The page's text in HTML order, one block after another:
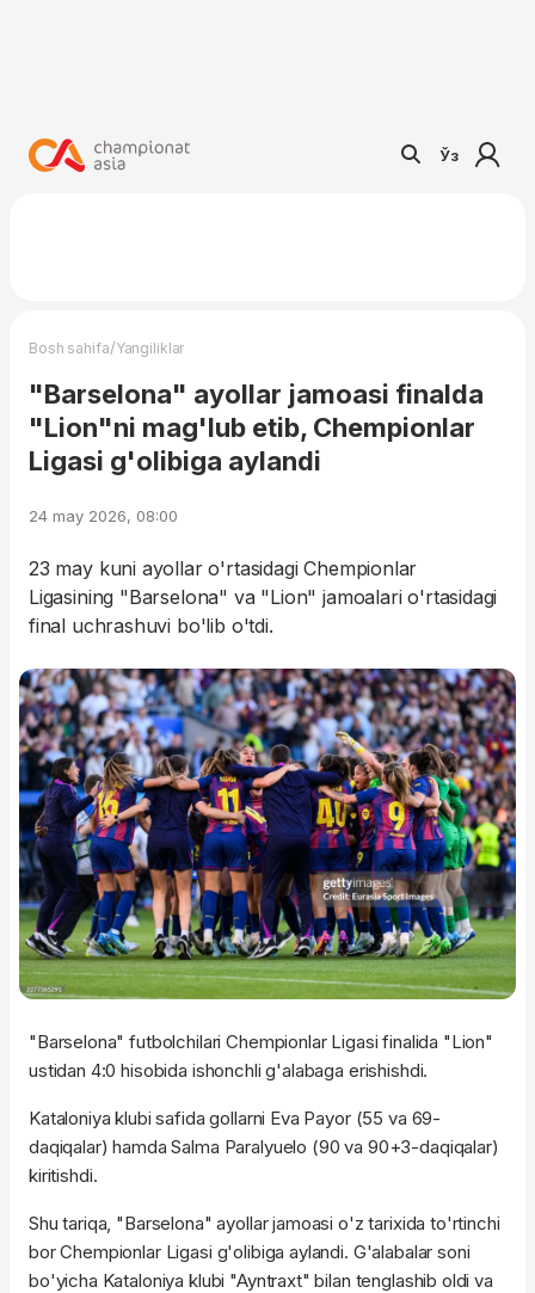
Ўз
Bosh sahifa/Yangiliklar
"Barselona" ayollar jamoasi finalda
"Lion"ni mag'lub etib, Chempionlar
Ligasi g'olibiga aylandi
24 may 2026, 08:00
23 may kuni ayollar o'rtasidagi Chempionlar
Ligasining "Barselona" va "Lion" jamoalari o'rtasidagi
final uchrashuvi bo'lib o'tdi.
"Barselona" futbolchilari Chempionlar Ligasi finalida "Lion"
ustidan 4:0 hisobida ishonchli g'alabaga erishishdi.
Kataloniya klubi safida gollarni Eva Payor (55 va 69-
daqiqalar) hamda Salma Paralyuelo (90 va 90+3-daqiqalar)
kiritishdi.
Shu tariqa, "Barselona" ayollar jamoasi o'z tarixida to'rtinchi
bor Chempionlar Ligasi g'olibiga aylandi. G'alabalar soni
bo'yicha Kataloniya klubi "Ayntraxt" bilan tenglashib oldi va